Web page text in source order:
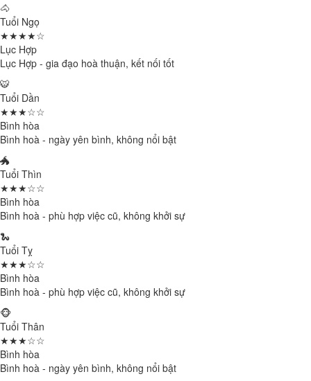
🐴
Tuổi Ngọ
★★★★☆
Lục Hợp
Lục Hợp - gia đạo hoà thuận, kết nối tốt
🐯
Tuổi Dần
★★★☆☆
Bình hòa
Bình hoà - ngày yên bình, không nổi bật
🐲
Tuổi Thìn
★★★☆☆
Bình hòa
Bình hoà - phù hợp việc cũ, không khởi sự
🐍
Tuổi Tỵ
★★★☆☆
Bình hòa
Bình hoà - phù hợp việc cũ, không khởi sự
🐵
Tuổi Thân
★★★☆☆
Bình hòa
Bình hoà - ngày yên bình, không nổi bật